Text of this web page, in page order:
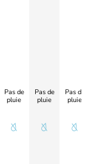
Pas de
pluie
Pas de
pluie
Pas de
pluie